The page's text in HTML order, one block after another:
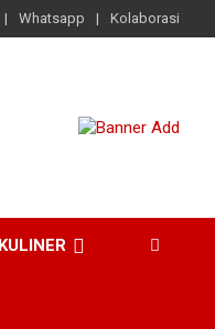
Whatsapp Kolaborasi
KULINER